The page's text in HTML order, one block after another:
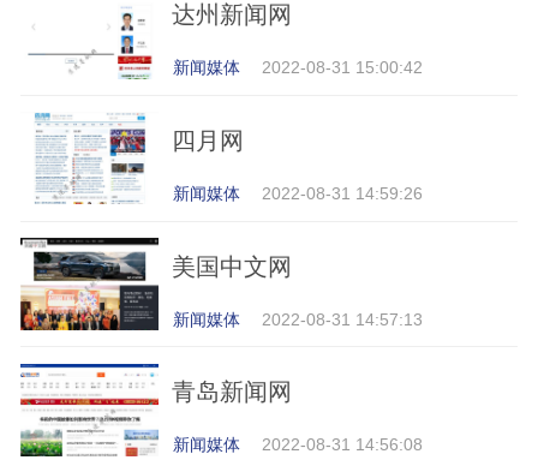
达州新闻网
新闻媒体 2022-08-31 15:00:42
四月网
新闻媒体 2022-08-31 14:59:26
美国中文网
新闻媒体 2022-08-31 14:57:13
青岛新闻网
新闻媒体 2022-08-31 14:56:08